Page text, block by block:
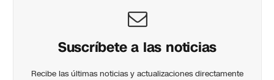
Suscríbete a las noticias
Recibe las últimas noticias y actualizaciones directamente